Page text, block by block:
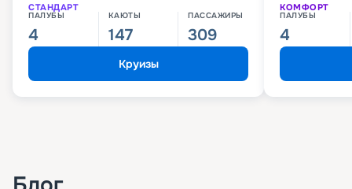
СТАНДАРТ
ПАЛУБЫ
4
КАЮТЫ
147
ПАССАЖИРЫ
309
Круизы
КОМФОРТ
ПАЛУБЫ
4